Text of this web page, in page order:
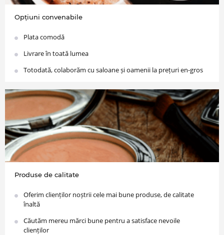
Opțiuni convenabile
Plata comodă
Livrare în toată lumea
Totodată, colaborăm cu saloane și oamenii la prețuri en-gros
Produse de calitate
Oferim clienților noștrii cele mai bune produse, de calitate
înaltă
Căutăm mereu mărci bune pentru a satisface nevoile
clienților